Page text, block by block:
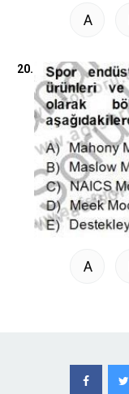
A
20.
A